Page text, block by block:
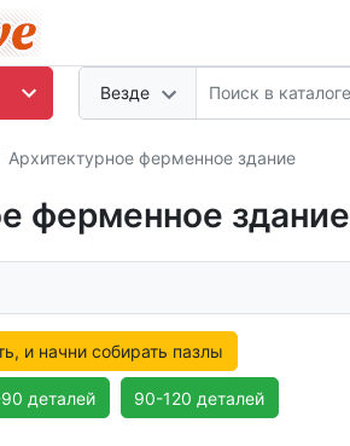
Везде
Архитектурное ферменное здание
ферменное здание
и начни собирать пазлы
деталей 90-120 деталей